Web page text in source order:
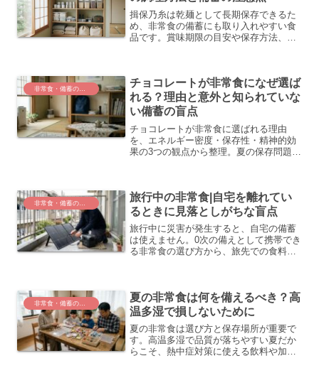
揖保乃糸は乾麺として長期保存できるた
め、非常食の備蓄にも取り入れやすい食
品です。賞味期限の目安や保存方法、開
非常食・備蓄の選定と基礎知識
チョコレートが非常食になぜ選ば
れる？理由と意外と知られていな
い備蓄の盲点
チョコレートが非常食に選ばれる理由
を、エネルギー密度・保存性・精神的効
果の3つの観点から整理。夏の保存問題や
非常食・備蓄の選定と基礎知識
旅行中の非常食|自宅を離れてい
るときに見落としがちな盲点
旅行中に災害が発生すると、自宅の備蓄
は使えません。0次の備えとして携帯でき
る非常食の選び方から、旅先での食料調
夏の非常食は何を備えるべき？高
温多湿で損しないために
夏の非常食は選び方と保存場所が重要で
す。高温多湿で品質が落ちやすい夏だか
らこそ、熱中症対策に使える飲料や加熱